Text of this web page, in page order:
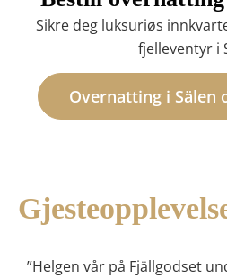
Sikre deg luksuriøs
fjelleventyr i
Overnatting i Sälen
”Helgen vår på Fjällgodset